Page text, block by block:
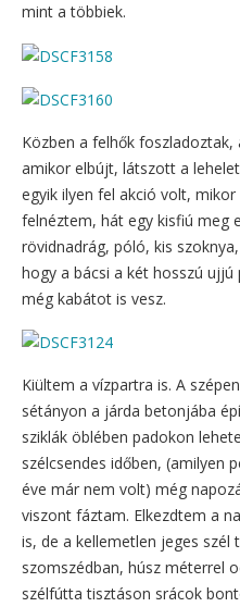
mint a többiek.
Közben a felhők
amikor elbújt, látszott a
egyik ilyen fel akció volt,
felnéztem, hát egy kisfiú meg
rövidnadrág, póló, kis
hogy a bácsi a két hosszú
még kabátot is vesz.
Kiültem a vízpartra is. A
sétányon a járda betonjába
sziklák öblében padokon
szélcsendes időben, (amilyen
éve már nem volt) még
viszont fáztam. Elkezdtem a
is, de a kellemetlen jeges szél
szomszédban, húsz méterrel
szélfútta tisztáson srácok